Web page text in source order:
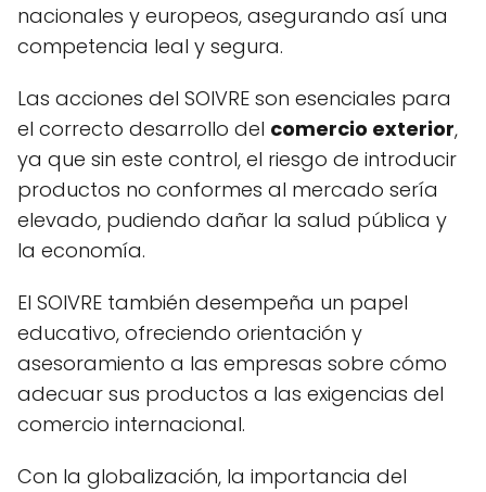
nacionales y europeos, asegurando así una
competencia leal y segura.
Las acciones del SOIVRE son esenciales para
el correcto desarrollo del comercio exterior,
ya que sin este control, el riesgo de introducir
productos no conformes al mercado sería
elevado, pudiendo dañar la salud pública y
la economía.
El SOIVRE también desempeña un papel
educativo, ofreciendo orientación y
asesoramiento a las empresas sobre cómo
adecuar sus productos a las exigencias del
comercio internacional.
Con la globalización, la importancia del